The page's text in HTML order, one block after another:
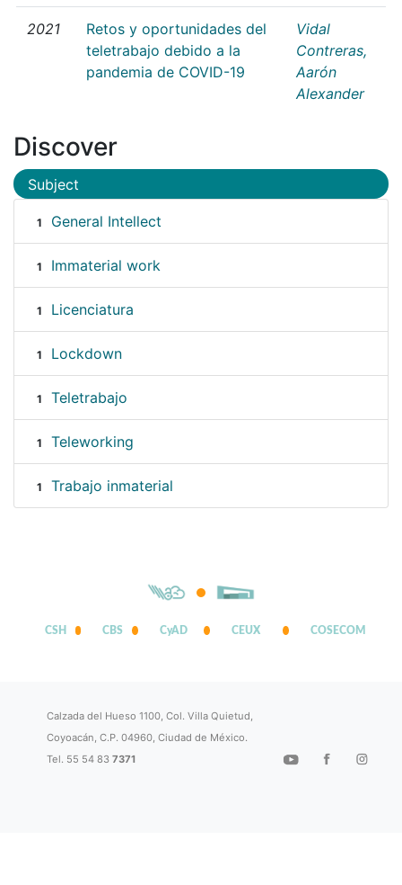
2021
Retos y oportunidades del
teletrabajo debido a la
pandemia de COVID-19
Vidal
Contreras,
Aarón
Alexander
Discover
Subject
1 General Intellect
1 Immaterial work
1 Licenciatura
1 Lockdown
1 Teletrabajo
1 Teleworking
1 Trabajo inmaterial
CSH CBS CyAD CEUX COSECOM
Calzada del Hueso 1100, Col. Villa Quietud,
Coyoacán, C.P. 04960, Ciudad de México.
Tel. 55 54 837371